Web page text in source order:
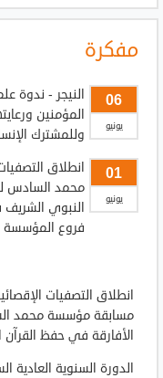
مفكرة
06
يونيو
النيجر - ندوة
المؤمنين
وللمشترك
01
يونيو
انطلاق
محمد السادس
النبوي
فروع المؤسسة
انطلاق التصفيات
مسابقة مؤسسة محمد
الأفارقة في حفظ القرآن
الدورة السنوية العادية